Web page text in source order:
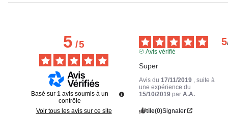
5/5
Basé sur 1 avis soumis à un
contrôle
Voir tous les avis sur ce site
5
Avis vérifié
Super
Avis du 17/11/2019
, suite à
une expérience du
15/10/2019 parA.A.
Utile(0)Signaler